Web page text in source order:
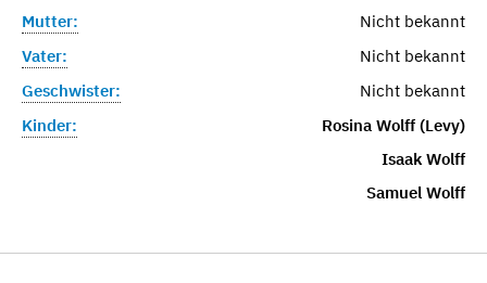
Mutter:
Nicht bekannt
Vater:
Nicht bekannt
Geschwister:
Nicht bekannt
Kinder:
Rosina Wolff (Levy)
Isaak Wolff
Samuel Wolff